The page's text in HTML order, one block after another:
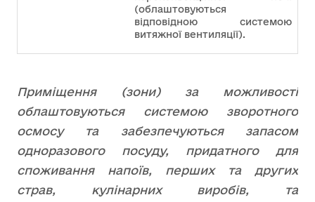
(облаштовуються
відповідною системою
витяжної вентиляції).
Приміщення (зони) за можливості
облаштовуються системою зворотного
осмосу та забезпечуються запасом
одноразового посуду, придатного для
споживання напоїв, перших та других
страв, кулінарних виробів, та